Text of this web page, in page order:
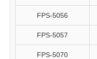
FPS-5056
FPS-5057
FPS-5070